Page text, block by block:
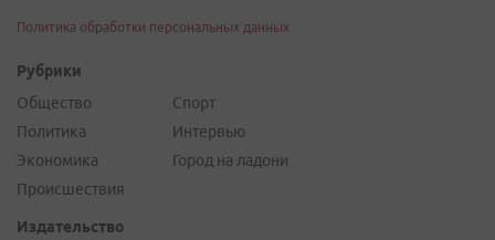
Политика обработки персональных данных
Рубрики
Общество
Политика
Экономика
Происшествия
Спорт
Интервью
Город на ладони
Издательство